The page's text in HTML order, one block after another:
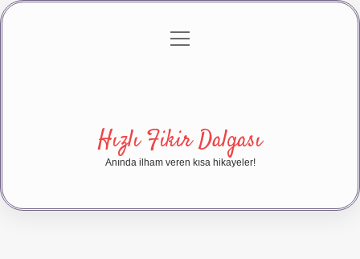
Gizlilik Politikası
menüyü
Hızlı Fikir Dalgası
Anında ilham veren kısa hikayeler!